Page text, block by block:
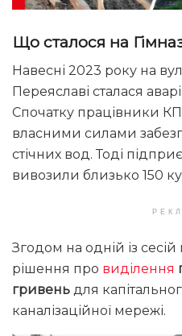
Що сталося на
Навесні 2023 року на
Переяславі сталася
Спочатку працівники
власними силами
стічних вод. Тоді
вивозили близько 150
Згодом на одній із
рішення про виділення
гривень для
каналізаційної мережі.